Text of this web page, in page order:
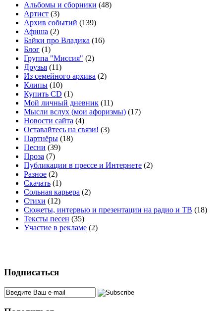
Альбомы и сборники (48)
Артист (3)
Архив событий (139)
Афиша (2)
Байки про Владика (16)
Блог (1)
Группа "Миссия" (2)
Друзья (11)
Из семейного архива (2)
Клипы (10)
Купить CD (1)
Мой личный дневник (11)
Мысли вслух (мои афоризмы) (17)
Новости сайта (4)
Оставайтесь на связи! (3)
Партнёры (18)
Песни (39)
Проза (7)
Публикации в прессе и Интернете (2)
Разное (2)
Скачать (1)
Сольная карьера (2)
Стихи (12)
Сюжеты, интервью и презентации на радио и ТВ (18)
Тексты песен (35)
Участие в рекламе (2)
Подписаться